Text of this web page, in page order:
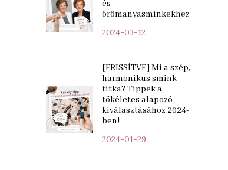
és
örömanyasminkekhez
2024-03-12
[FRISSÍTVE] Mi a szép,
harmonikus smink
titka? Tippek a
tökéletes alapozó
kiválasztásához 2024-
ben!
2024-01-29